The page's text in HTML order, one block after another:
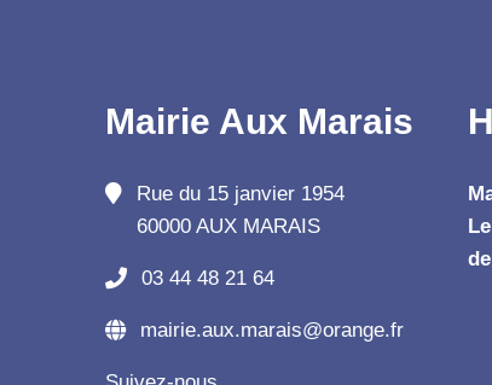
Mairie Aux Marais
Rue du 15 janvier 1954
60000 AUX MARAIS
03 44 48 21 64
mairie.aux.marais@orange.fr